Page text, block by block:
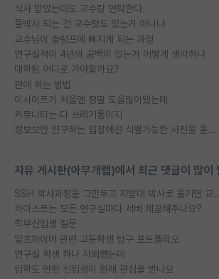
석사 받았는데도 교수랑 연락한다.
물박사 되는 건 교수탓도 있는거 아니냐
교수님이 슬럼프에 빠지게 되는 과정
연구실적이 4년의 공백이 있는거 어떻게 생각하냐
대학원 어디로 가야할까요?
편애 하는 방법
이사이트가 처음엔 정말 도움많이됐는데
커뮤니티는 다 쓰레기통이지
정보보안 연구하는 입장에선 식별가능한 사진을 올리는건 비추이긴함
자유 게시판(아무개랩)에서 최근 댓글이 많이
SSH 박사과정을 그만두고 지방
카이스트는 모든 연구실마다 서버 제공해주나요?
학부신입생 질문
알츠하이머 관련 고등학생 탐구 포트폴리오
연구실 학생 하나 자퇴했는데
입학도 안한 신입생이 원래 관심을 받나요